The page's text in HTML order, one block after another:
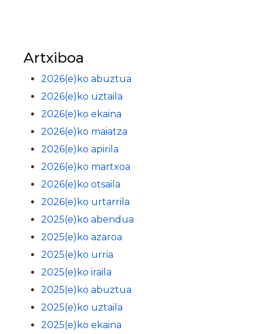
Artxiboa
2026(e)ko abuztua
2026(e)ko uztaila
2026(e)ko ekaina
2026(e)ko maiatza
2026(e)ko apirila
2026(e)ko martxoa
2026(e)ko otsaila
2026(e)ko urtarrila
2025(e)ko abendua
2025(e)ko azaroa
2025(e)ko urria
2025(e)ko iraila
2025(e)ko abuztua
2025(e)ko uztaila
2025(e)ko ekaina